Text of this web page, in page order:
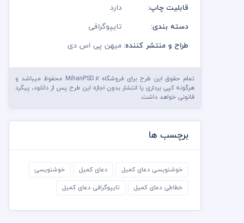
قابلیت چاپ:
دارد
دسته بندی:
تایپوگرافی
طراح و منتشر کننده: میهن پی اس دی
تمام حقوق این طرح برای فروشگاه MihanPSD.ir محفوظ میباشد و
هرگونه کپی برداری یا انتشار بدون اجازه این طرح پس از دانلود، پیگرد
قانونی خواهد داشت.
برچسب ها
خوشنویسی دعای کمیل دعای کمیل خوشنویسی
خطاطی دعای کمیل تایپوگرافی دعای کمیل